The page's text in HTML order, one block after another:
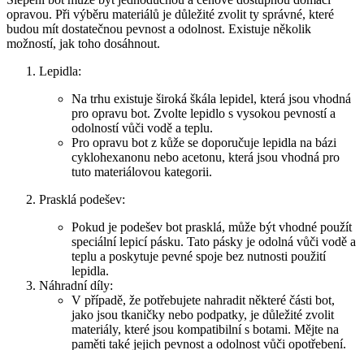
opravou. Při výběru‌ materiálů je důležité zvolit ty správné, které
budou mít dostatečnou pevnost a odolnost. Existuje několik
možností, jak toho dosáhnout.
Lepidla:
Na trhu existuje široká škála lepidel, která⁢ jsou vhodná
pro opravu bot. Zvolte lepidlo s vysokou pevností a
odolností vůči⁣ vodě a teplu.
Pro ⁣opravu⁣ bot z ‍kůže⁢ se doporučuje lepidla⁢ na bázi
cyklohexanonu nebo acetonu, která ⁣jsou vhodná pro
tuto materiálovou kategorii.
Prasklá podešev:
Pokud je podešev bot prasklá, může být vhodné použít
speciální lepicí pásku.‌ Tato pásky je odolná vůči vodě a
teplu a poskytuje ⁤pevné spoje bez nutnosti použití
lepidla.
Náhradní díly:
V případě, že ‍potřebujete nahradit některé části‌ bot,
jako jsou tkaničky nebo podpatky, je důležité zvolit
materiály, které ‌jsou kompatibilní s botami. Mějte na‌
paměti také jejich pevnost a ‍odolnost vůči opotřebení.